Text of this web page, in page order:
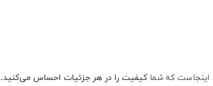
اینجاست که شماکیفیت را در هر جزئیات احساس می‌کنید.